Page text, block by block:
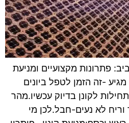
פתרונות מקצועיים ומניעת
-זה הזמן לטפל ביונים
לקונן בדיוק עכשיו.מהר
לא נעים-חבל.לכן מי